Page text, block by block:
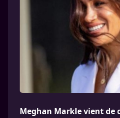
Meghan Markle vient de